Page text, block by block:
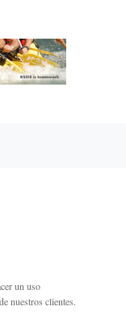
un uso
nuestros clientes.